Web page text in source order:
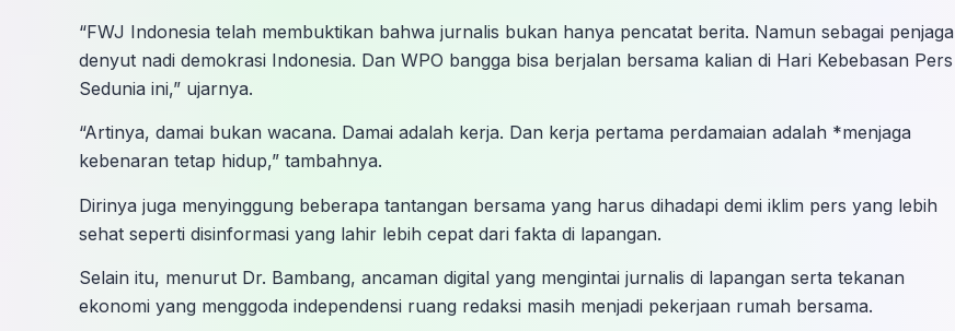
“FWJ Indonesia telah membuktikan bahwa jurnalis bukan hanya pencatat berita. Namun sebagai penjaga
denyut nadi demokrasi Indonesia. Dan WPO bangga bisa berjalan bersama kalian di Hari Kebebasan Pers
Sedunia ini,” ujarnya.
“Artinya, damai bukan wacana. Damai adalah kerja. Dan kerja pertama perdamaian adalah *menjaga
kebenaran tetap hidup,” tambahnya.
Dirinya juga menyinggung beberapa tantangan bersama yang harus dihadapi demi iklim pers yang lebih
sehat seperti disinformasi yang lahir lebih cepat dari fakta di lapangan.
Selain itu, menurut Dr. Bambang, ancaman digital yang mengintai jurnalis di lapangan serta tekanan
ekonomi yang menggoda independensi ruang redaksi masih menjadi pekerjaan rumah bersama.